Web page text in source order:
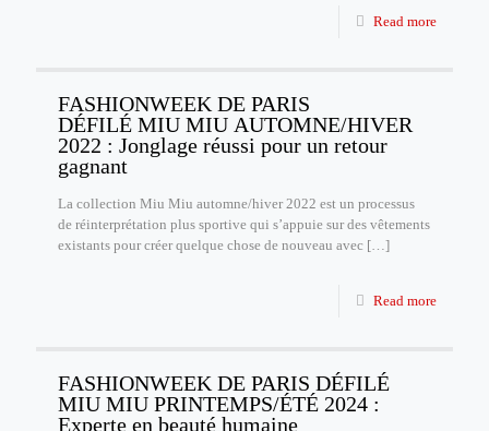
Read more
FASHIONWEEK DE PARIS
DÉFILÉ MIU MIU AUTOMNE/HIVER
2022 : Jonglage réussi pour un retour
gagnant
La collection Miu Miu automne/hiver 2022 est un processus
de réinterprétation plus sportive qui s’appuie sur des vêtements
existants pour créer quelque chose de nouveau avec […]
Read more
FASHIONWEEK DE PARIS DÉFILÉ
MIU MIU PRINTEMPS/ÉTÉ 2024 :
Experte en beauté humaine